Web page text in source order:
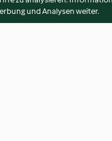
und Analysen weiter.